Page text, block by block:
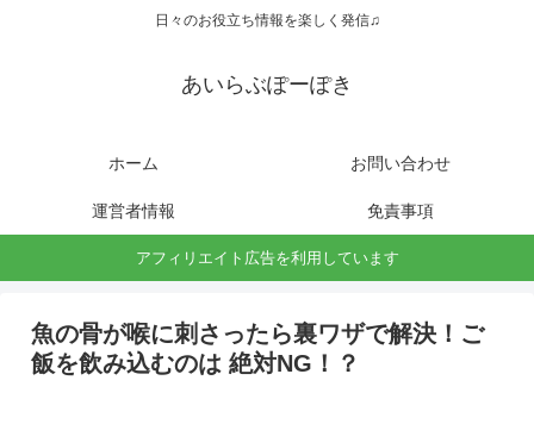
日々のお役立ち情報を楽しく発信♫
あいらぶぽーぽき
ホーム お問い合わせ
運営者情報 免責事項
アフィリエイト広告を利用しています
魚の骨が喉に刺さったら裏ワザで解決！ご
飯を飲み込むのは 絶対NG！？